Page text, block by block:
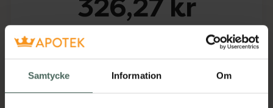
Samtycke Information Om
326,27 kr
Köp via ditt recept